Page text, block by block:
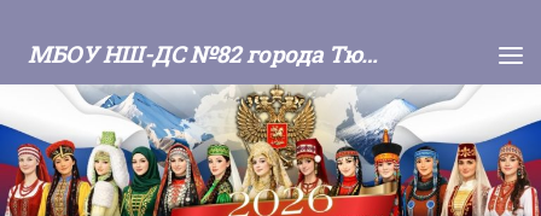
МБОУ НШ-ДС №82 города Тюмени